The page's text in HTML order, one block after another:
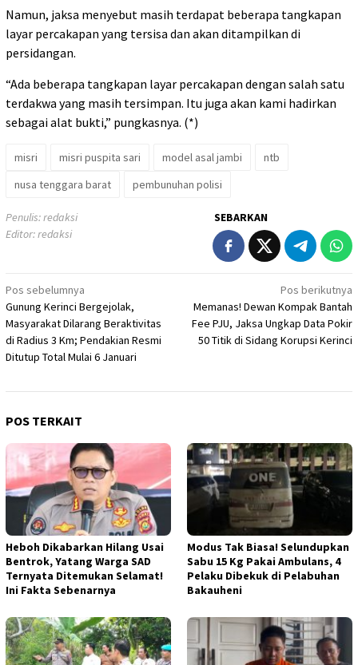
Namun, jaksa menyebut masih terdapat beberapa tangkapan
layar percakapan yang tersisa dan akan ditampilkan di
persidangan.
“Ada beberapa tangkapan layar percakapan dengan salah satu
terdakwa yang masih tersimpan. Itu juga akan kami hadirkan
sebagai alat bukti,” pungkasnya. (*)
misri misri puspita sari model asal jambi
ntb
nusa tenggara barat
pembunuhan polisi
Penulis: redaksi
Editor: redaksi
SEBARKAN
Navigasi
pos
Pos sebelumnya
Gunung Kerinci Bergejolak,
Masyarakat Dilarang Beraktivitas
di Radius 3 Km; Pendakian Resmi
Ditutup Total Mulai 6 Januari
Pos berikutnya
Memanas! Dewan Kompak Bantah
Fee PJU, Jaksa Ungkap Data Pokir
50 Titik di Sidang Korupsi Kerinci
POS TERKAIT
Heboh Dikabarkan Hilang Usai
Bentrok, Yatang Warga SAD
Ternyata Ditemukan Selamat!
Ini Fakta Sebenarnya
Modus Tak Biasa! Selundupkan
Sabu 15 Kg Pakai Ambulans, 4
Pelaku Dibekuk di Pelabuhan
Bakauheni